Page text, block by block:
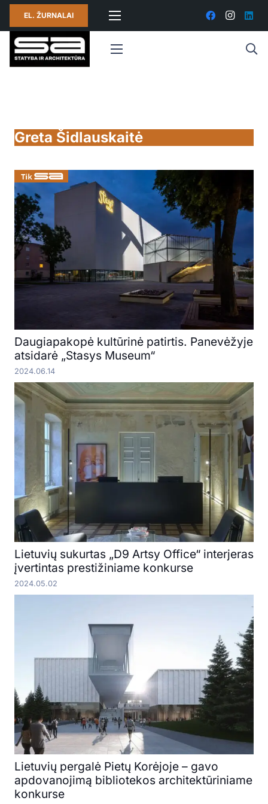
EL. ŽURNALAI
Greta Šidlauskaitė
Daugiapakopė kultūrinė patirtis. Panevėžyje
atsidarė „Stasys Museum“
2024.06.14
Lietuvių sukurtas „D9 Artsy Office“ interjeras
įvertintas prestižiniame konkurse
2024.05.02
Lietuvių pergalė Pietų Korėjoje – gavo
apdovanojimą bibliotekos architektūriniame
konkurse